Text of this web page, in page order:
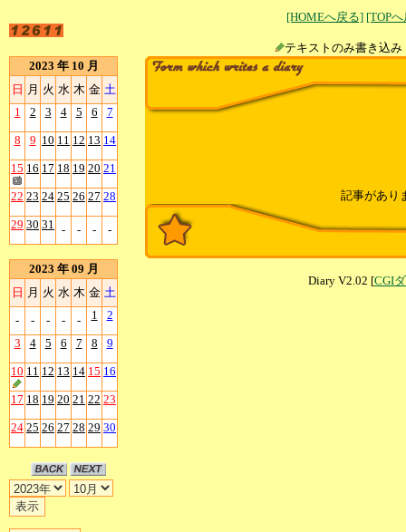
[HOMEへ戻る] [TOP
テキストのみ書
2023 年 10 月
日 月 火 水 木 金 土
1
2 3 4 5 6 7
8 9 10 11 12 13 14
15 16 17 18 19 20 21
22 23 24 25 26 27 28
29 30 31 - - - -
2023 年 09 月
日 月 火 水 木 金 土
- - - - - 1 2
3 4 5 6 7 8 9
10 11 12 13 14 15 16
17 18 19 20 21 22 23
24 25 26 27 28 29 30
記事があり
Diary V2.02 [CGI